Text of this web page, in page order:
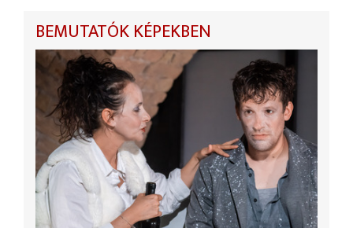
BEMUTATÓK KÉPEKBEN